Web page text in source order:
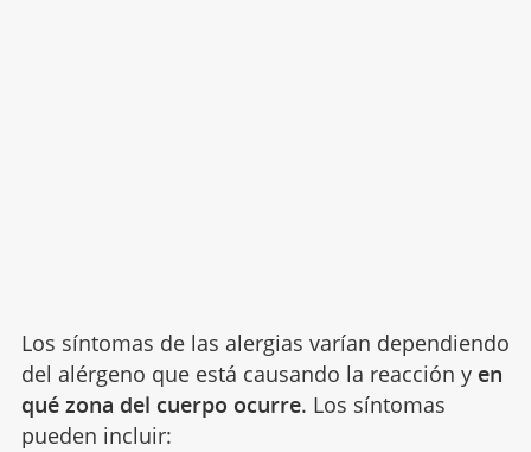
Los síntomas de las alergias varían dependiendo
del alérgeno que está causando la reacción y en
qué zona del cuerpo ocurre. Los síntomas
pueden incluir: